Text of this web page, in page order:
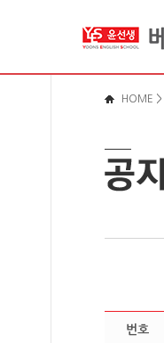
HOME >
번호